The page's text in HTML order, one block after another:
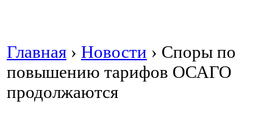
Главная › Новости › Споры по
повышению тарифов ОСАГО
продолжаются